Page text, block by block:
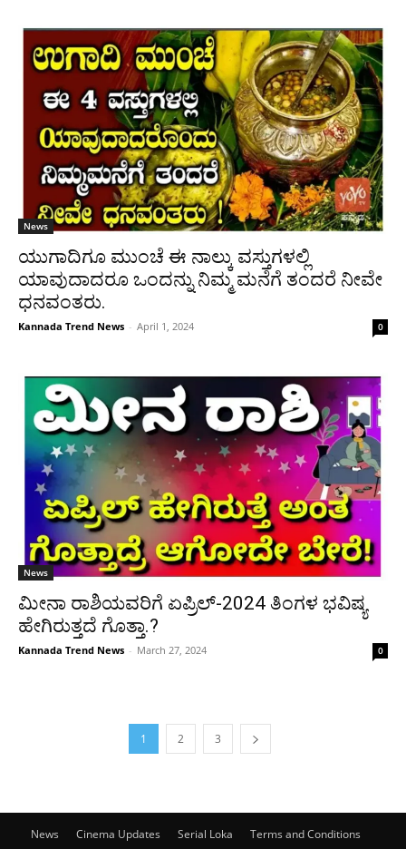
News
ಯುಗಾದಿಗೂ ಮುಂಚೆ ಈ ನಾಲ್ಕು ವಸ್ತುಗಳಲ್ಲಿ
ಯಾವುದಾದರೂ ಒಂದನ್ನು ನಿಮ್ಮ ಮನೆಗೆ ತಂದರೆ ನೀವೇ
ಧನವಂತರು.
Kannada Trend News - April 1, 2024 0
News
ಮೀನಾ ರಾಶಿಯವರಿಗೆ ಏಪ್ರಿಲ್-2024 ತಿಂಗಳ ಭವಿಷ್ಯ
ಹೇಗಿರುತ್ತದೆ ಗೊತ್ತಾ.?
Kannada Trend News - March 27, 2024 0
1 2 3
News Cinema Updates Serial Loka
Terms and Conditions